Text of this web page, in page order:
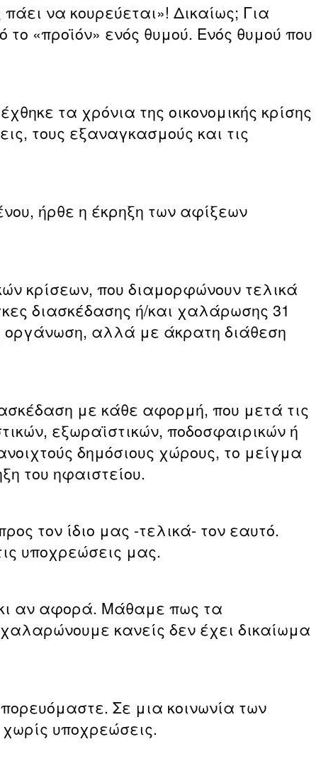
να κουρεύεται»! Δικαίως; Για
«προϊόν» ενός θυμού. Ενός θυμού που
τα χρόνια της οικονομικής κρίσης
τους εξαναγκασμούς και τις
ήρθε η έκρηξη των αφίξεων
κρίσεων, που διαμορφώνουν τελικά
διασκέδασης ή/και χαλάρωσης 31
οργάνωση, αλλά με άκρατη διάθεση
με κάθε αφορμή, που μετά τις
εξωραϊστικών, ποδοσφαιρικών ή
δημόσιους χώρους, το μείγμα
του ηφαιστείου.
τον ίδιο μας -τελικά- τον εαυτό.
υποχρεώσεις μας.
κι αν αφορά. Μάθαμε πως τα
κανείς δεν έχει δικαίωμα
Σε μια κοινωνία των
υποχρεώσεις.